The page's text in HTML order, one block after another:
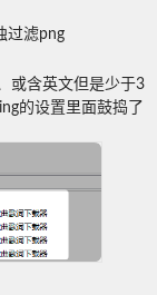
过滤png
或含英文但是少于3
的设置里面鼓捣了